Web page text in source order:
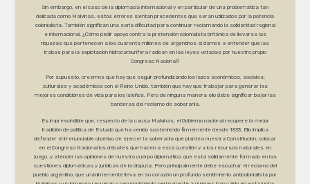
Sin embargo, en el caso de la diplomacia internacional y en particular de una problemática tan
delicada como Malvinas, estos errores sientan precedentes que serán utilizados por la potencia
colonialista. También significan una seria dificultad para continuar reclamando la solidaridad regional
e internacional. ¿Cómo pedir apoyo contra la pretensión colonialista británica de llevarse las
riquezas que pertenecen a los cuarenta millones de argentinos si damos a entender que las
trabas para la explotación hidrocarburífera radican en las leyes votadas por nuestro propio
Congreso Nacional?
Por supuesto, creemos que hay que seguir profundizando los lazos económicos, sociales,
culturales y académicos con el Reino Unido, también que hay que trabajar para generar las
mejores condiciones de vida para los isleños. Pero de ninguna manera ello debe significar bajar las
banderas del reclamo de soberanía.
Es imprescindible que, respecto de la causa Malvinas, el Gobierno nacional recupere la mejor
tradición de política de Estado que ha venido sosteniendo firmemente desde 1833. Ello implica
defender el irrenunciable objetivo de ejercer la soberanía que plantea nuestra Constitución; colocar
en el Congreso Nacional los debates que hacen a esta cuestión y a los recursos naturales en
juego, y atender las opiniones de nuestro cuerpo diplomático, que está sólidamente formado en las
cuestiones diplomáticas y jurídicas de la disputa. Pero principalmente debe escuchar el reclamo del
pueblo argentino, que unánimemente lleva en su corazón un profundo sentimiento anticolonialista por